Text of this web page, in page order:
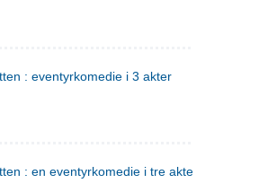
: eventyrkomedie i 3 akter
: en eventyrkomedie i tre akter